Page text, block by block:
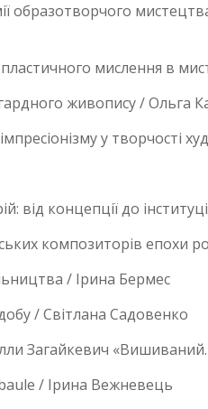
образотворчого
мислення в
живопису / Ольга
у творчості
від концепції до
композиторів епохи
/ Ірина Бермес
/ Світлана Садовенко
Загайкевич
/ Ірина Вежневець